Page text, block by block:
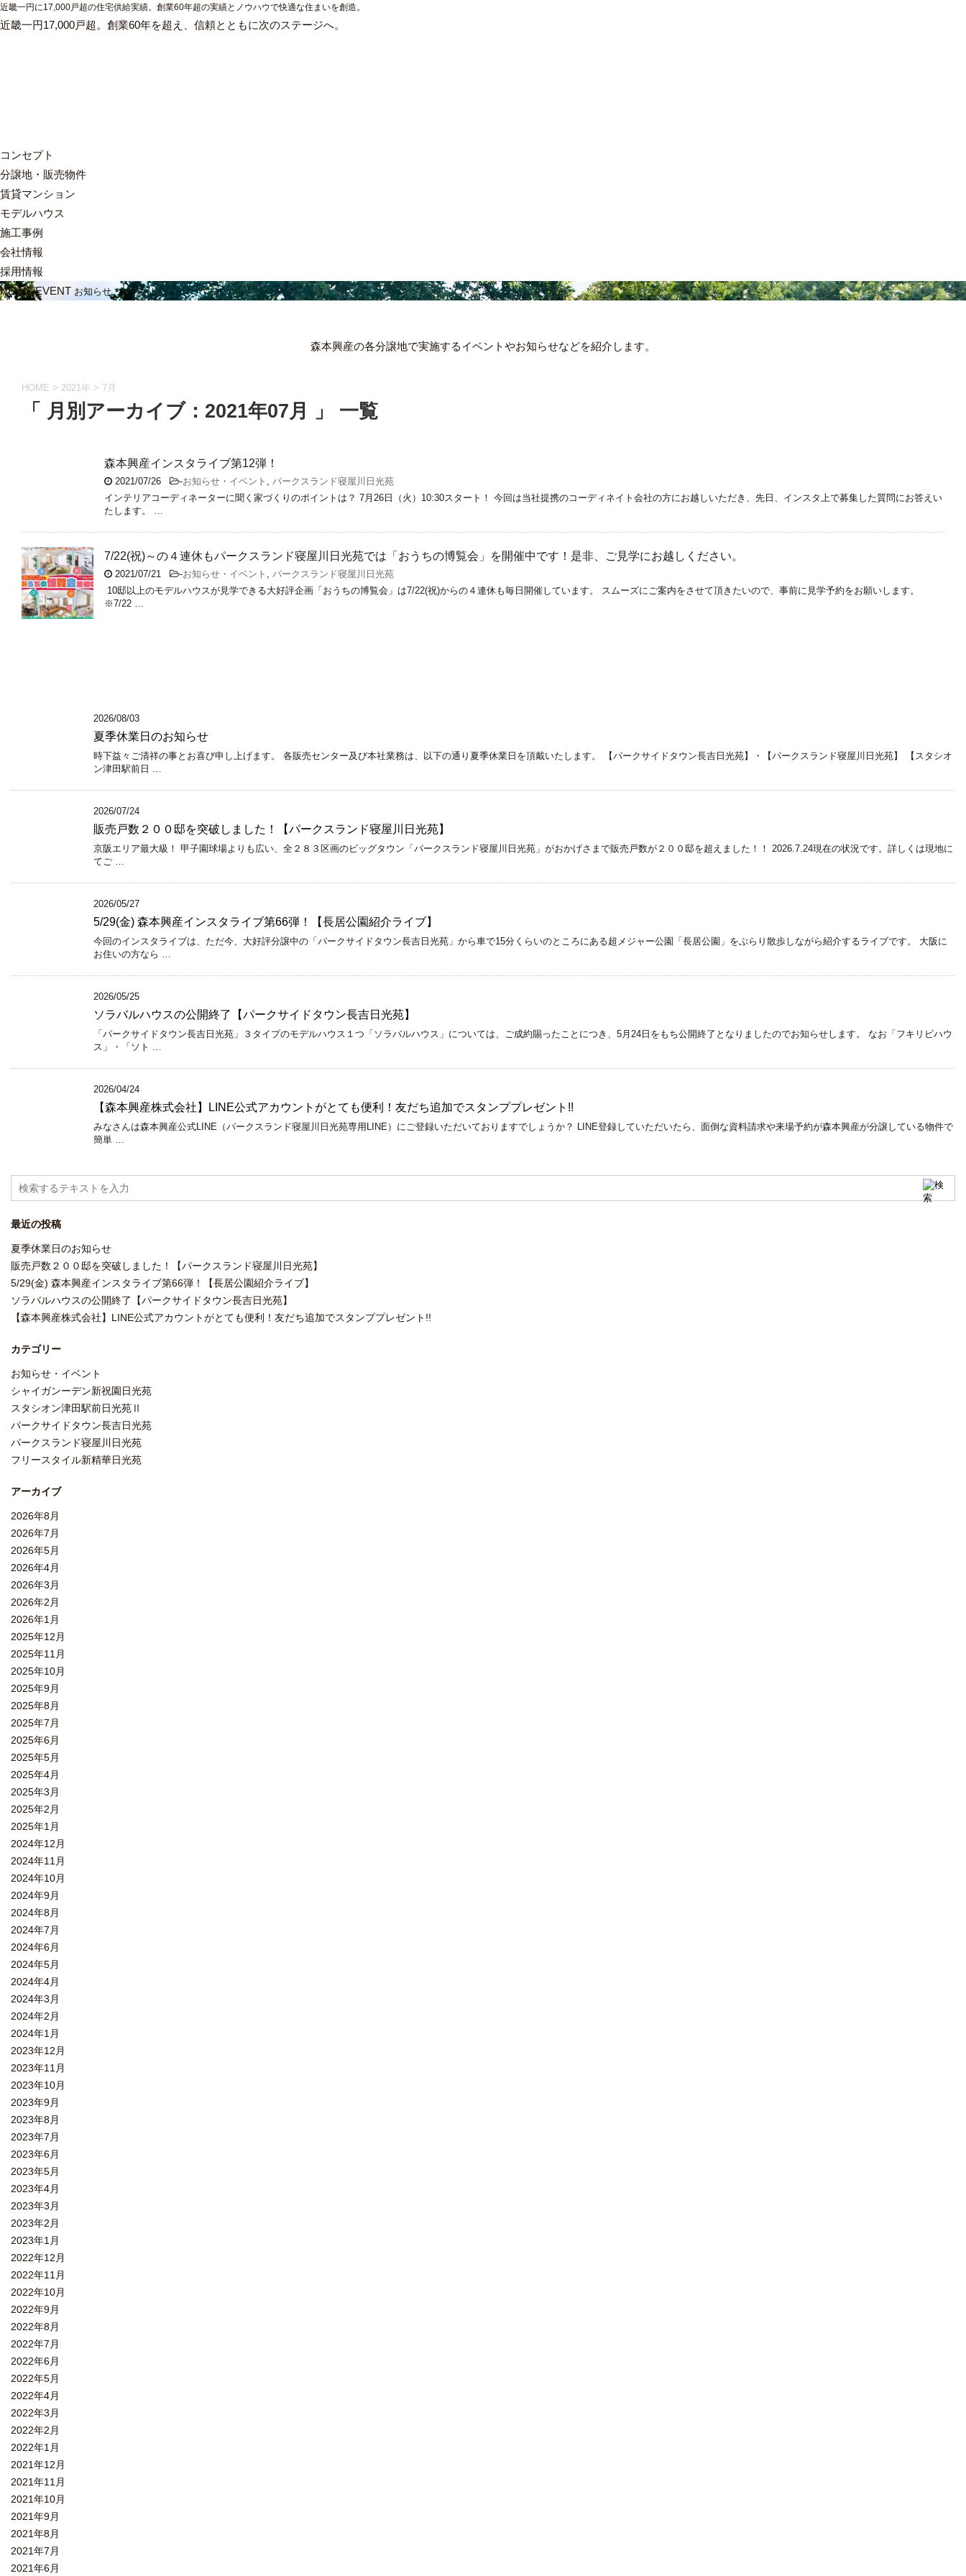
近畿一円に17,000戸超の住宅供給実績。創業60年超の実績とノウハウで快適な住まいを創造。
近畿一円17,000戸超。創業60年を超え、信頼とともに次のステージへ。
コンセプト
分譲地・販売物件
賃貸マンション
モデルハウス
施工事例
会社情報
採用情報
NEWS/EVENT お知らせ・イベント
森本興産の各分譲地で実施するイベントやお知らせなどを紹介します。
HOME > 2021年 > 7月
「 月別アーカイブ：2021年07月 」 一覧
森本興産インスタライブ第12弾！
2021/07/26 -お知らせ・イベント
パークスランド寝屋川日光苑
インテリアコーディネーターに聞く家づくりのポイントは？ 7月26日（火）10:30スタート！ 今回は当社提携のコーディネイト会社の方にお越しいただき、先日、インスタ上で募集した質問にお答えい
たします。 …
7/22(祝)～の４連休もパークスランド寝屋川日光苑では「おうちの博覧会」を開催中です！是非、ご見学にお越しください。
2021/07/21 -お知らせ・イベント
パークスランド寝屋川日光苑
10邸以上のモデルハウスが見学できる大好評企画「おうちの博覧会」は7/22(祝)からの４連休も毎日開催しています。 スムーズにご案内をさせて頂きたいので、事前に見学予約をお願いします。
※7/22 …
2026/08/03
夏季休業日のお知らせ
時下益々ご清祥の事とお喜び申し上げます。 各販売センター及び本社業務は、以下の通り夏季休業日を頂戴いたします。 【パークサイドタウン長吉日光苑】・【パークスランド寝屋川日光苑】 【スタシオ
ン津田駅前日 …
2026/07/24
販売戸数２００邸を突破しました！【パークスランド寝屋川日光苑】
京阪エリア最大級！ 甲子園球場よりも広い、全２８３区画のビッグタウン「パークスランド寝屋川日光苑」がおかげさまで販売戸数が２００邸を超えました！！ 2026.7.24現在の状況です。詳しくは現地に
てご …
2026/05/27
5/29(金) 森本興産インスタライブ第66弾！【長居公園紹介ライブ】
今回のインスタライブは、ただ今、大好評分譲中の「パークサイドタウン長吉日光苑」から車で15分くらいのところにある超メジャー公園「長居公園」をぶらり散歩しながら紹介するライブです。 大阪に
お住いの方なら …
2026/05/25
ソラバルハウスの公開終了【パークサイドタウン長吉日光苑】
「パークサイドタウン長吉日光苑」３タイプのモデルハウス１つ「ソラバルハウス」については、ご成約賜ったことにつき、5月24日をもち公開終了となりましたのでお知らせします。 なお「フキリビハウ
ス」・「ソト …
2026/04/24
【森本興産株式会社】LINE公式アカウントがとても便利！友だち追加でスタンププレゼント!!
みなさんは森本興産公式LINE（パークスランド寝屋川日光苑専用LINE）にご登録いただいておりますでしょうか？ LINE登録していただいたら、面倒な資料請求や来場予約が森本興産が分譲している物件で
簡単 …
最近の投稿
夏季休業日のお知らせ
販売戸数２００邸を突破しました！【パークスランド寝屋川日光苑】
5/29(金) 森本興産インスタライブ第66弾！【長居公園紹介ライブ】
ソラバルハウスの公開終了【パークサイドタウン長吉日光苑】
【森本興産株式会社】LINE公式アカウントがとても便利！友だち追加でスタンププレゼント!!
カテゴリー
お知らせ・イベント
シャイガンーデン新祝園日光苑
スタシオン津田駅前日光苑Ⅱ
パークサイドタウン長吉日光苑
パークスランド寝屋川日光苑
フリースタイル新精華日光苑
アーカイブ
2026年8月
2026年7月
2026年5月
2026年4月
2026年3月
2026年2月
2026年1月
2025年12月
2025年11月
2025年10月
2025年9月
2025年8月
2025年7月
2025年6月
2025年5月
2025年4月
2025年3月
2025年2月
2025年1月
2024年12月
2024年11月
2024年10月
2024年9月
2024年8月
2024年7月
2024年6月
2024年5月
2024年4月
2024年3月
2024年2月
2024年1月
2023年12月
2023年11月
2023年10月
2023年9月
2023年8月
2023年7月
2023年6月
2023年5月
2023年4月
2023年3月
2023年2月
2023年1月
2022年12月
2022年11月
2022年10月
2022年9月
2022年8月
2022年7月
2022年6月
2022年5月
2022年4月
2022年3月
2022年2月
2022年1月
2021年12月
2021年11月
2021年10月
2021年9月
2021年8月
2021年7月
2021年6月